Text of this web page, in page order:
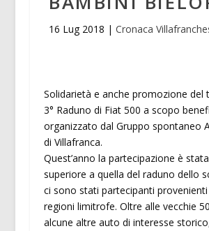
16 Lug 2018 |Cronaca
Solidarietà e anche promozione del
3° Raduno di Fiat 500 a scopo
organizzato dal Gruppo spontaneo
di Villafranca.
Quest’anno la partecipazione è
superiore a quella del raduno dello
ci sono stati partecipanti provenienti
regioni limitrofe. Oltre alle vecchie
alcune altre auto di interesse